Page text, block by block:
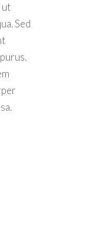
ut
Sed